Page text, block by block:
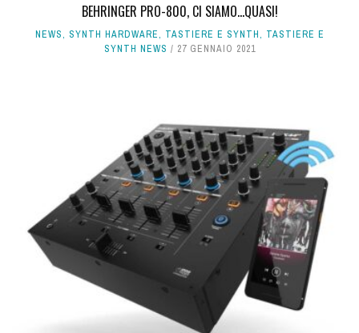
BEHRINGER PRO-800, CI SIAMO...QUASI!
NEWS, SYNTH HARDWARE, TASTIERE E SYNTH, TASTIERE E
SYNTH NEWS
27 GENNAIO 2021